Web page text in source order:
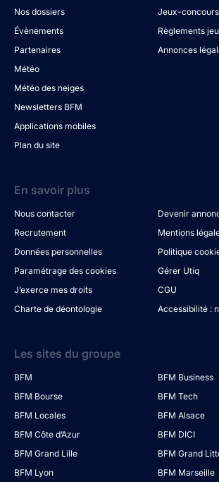
Nos dossiers
Évènements
Partenaires
Météo
Météo des neiges
Newsletters BFM
Applications mobiles
Plan du site
Jeux-concours
Règlements
Annonces
En savoir plus
Nous contacter
Devenir
Recrutement
Mentions
Données personnelles
Politique
Paramétrage des cookies
Gérer Utiq
J’exerce mes droits
CGU
Charte de déontologie
Accessibilité :
Les sites du groupe
BFM
BFM Business
BFM Bourse
BFM Tech
BFM Locales
BFM Alsace
BFM Côte d’Azur
BFM DICI
BFM Grand Lille
BFM Grand
BFM Lyon
BFM Marseille